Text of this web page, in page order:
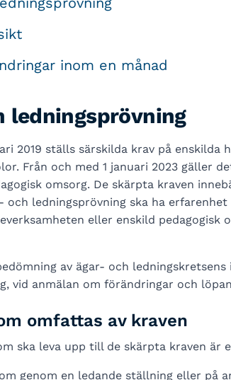
inom en månad
ledningsprövning
2019 ställs särskilda krav på enskilda
Från och med 1 januari 2023 gäller
omsorg. De skärpta kraven
och ledningsprövning ska ha
eller enskild pedagogisk
av ägar- och
vid anmälan om förändringar och
omfattas av kraven
ska leva upp till de skärpta kraven är
genom en ledande ställning eller på